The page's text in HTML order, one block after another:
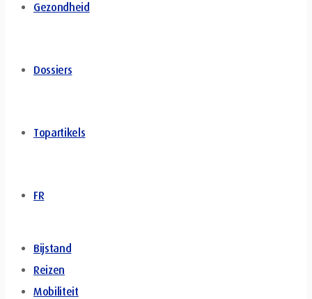
Gezondheid
Dossiers
Topartikels
FR
Bijstand
Reizen
Mobiliteit